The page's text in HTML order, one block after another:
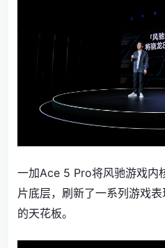
一加Ace 5 Pro将风驰游戏内
片底层，刷新了一系列游戏
的天花板。